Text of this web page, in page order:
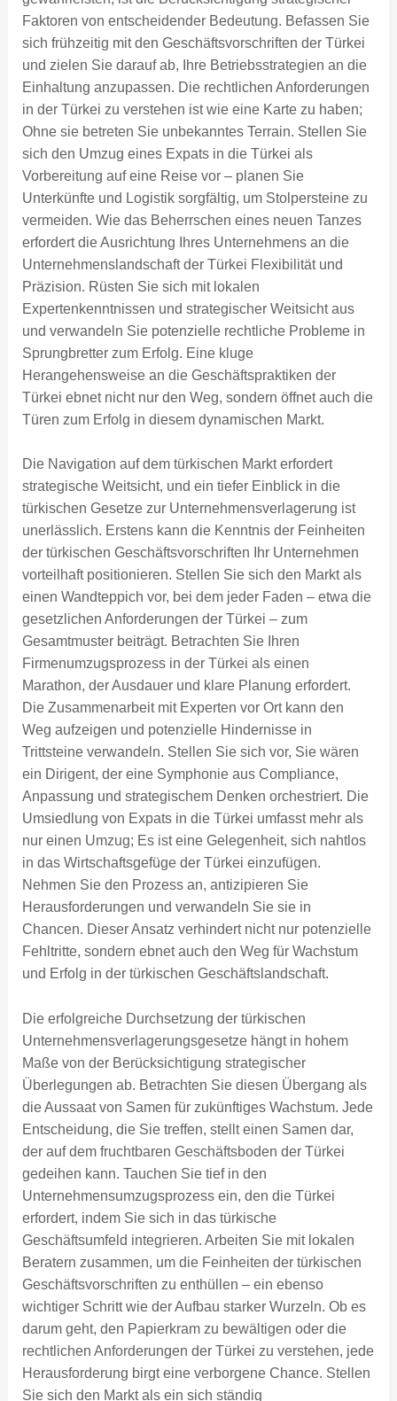
Faktoren von entscheidender Bedeutung. Befassen Sie
sich frühzeitig mit den Geschäftsvorschriften der Türkei
und zielen Sie darauf ab, Ihre Betriebsstrategien an die
Einhaltung anzupassen. Die rechtlichen Anforderungen
in der Türkei zu verstehen ist wie eine Karte zu haben;
Ohne sie betreten Sie unbekanntes Terrain. Stellen Sie
sich den Umzug eines Expats in die Türkei als
Vorbereitung auf eine Reise vor – planen Sie
Unterkünfte und Logistik sorgfältig, um Stolpersteine ​​zu
vermeiden. Wie das Beherrschen eines neuen Tanzes
erfordert die Ausrichtung Ihres Unternehmens an die
Unternehmenslandschaft der Türkei Flexibilität und
Präzision. Rüsten Sie sich mit lokalen
Expertenkenntnissen und strategischer Weitsicht aus
und verwandeln Sie potenzielle rechtliche Probleme in
Sprungbretter zum Erfolg. Eine kluge
Herangehensweise an die Geschäftspraktiken der
Türkei ebnet nicht nur den Weg, sondern öffnet auch die
Türen zum Erfolg in diesem dynamischen Markt.
Die Navigation auf dem türkischen Markt erfordert
strategische Weitsicht, und ein tiefer Einblick in die
türkischen Gesetze zur Unternehmensverlagerung ist
unerlässlich. Erstens kann die Kenntnis der Feinheiten
der türkischen Geschäftsvorschriften Ihr Unternehmen
vorteilhaft positionieren. Stellen Sie sich den Markt als
einen Wandteppich vor, bei dem jeder Faden – etwa die
gesetzlichen Anforderungen der Türkei – zum
Gesamtmuster beiträgt. Betrachten Sie Ihren
Firmenumzugsprozess in der Türkei als einen
Marathon, der Ausdauer und klare Planung erfordert.
Die Zusammenarbeit mit Experten vor Ort kann den
Weg aufzeigen und potenzielle Hindernisse in
Trittsteine ​​verwandeln. Stellen Sie sich vor, Sie wären
ein Dirigent, der eine Symphonie aus Compliance,
Anpassung und strategischem Denken orchestriert. Die
Umsiedlung von Expats in die Türkei umfasst mehr als
nur einen Umzug; Es ist eine Gelegenheit, sich nahtlos
in das Wirtschaftsgefüge der Türkei einzufügen.
Nehmen Sie den Prozess an, antizipieren Sie
Herausforderungen und verwandeln Sie sie in
Chancen. Dieser Ansatz verhindert nicht nur potenzielle
Fehltritte, sondern ebnet auch den Weg für Wachstum
und Erfolg in der türkischen Geschäftslandschaft.
Die erfolgreiche Durchsetzung der türkischen
Unternehmensverlagerungsgesetze hängt in hohem
Maße von der Berücksichtigung strategischer
Überlegungen ab. Betrachten Sie diesen Übergang als
die Aussaat von Samen für zukünftiges Wachstum. Jede
Entscheidung, die Sie treffen, stellt einen Samen dar,
der auf dem fruchtbaren Geschäftsboden der Türkei
gedeihen kann. Tauchen Sie tief in den
Unternehmensumzugsprozess ein, den die Türkei
erfordert, indem Sie sich in das türkische
Geschäftsumfeld integrieren. Arbeiten Sie mit lokalen
Beratern zusammen, um die Feinheiten der türkischen
Geschäftsvorschriften zu enthüllen – ein ebenso
wichtiger Schritt wie der Aufbau starker Wurzeln. Ob es
darum geht, den Papierkram zu bewältigen oder die
rechtlichen Anforderungen der Türkei zu verstehen, jede
Herausforderung birgt eine verborgene Chance. Stellen
Sie sich den Markt als ein sich ständig